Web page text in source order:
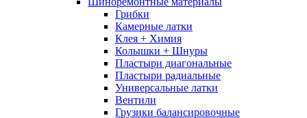
Грибки
Камерные латки
Клея + Химия
Колышки + Шнуры
Пластыри диагональные
Пластыри радиальные
Универсальные латки
Вентили
Грузики балансировочные